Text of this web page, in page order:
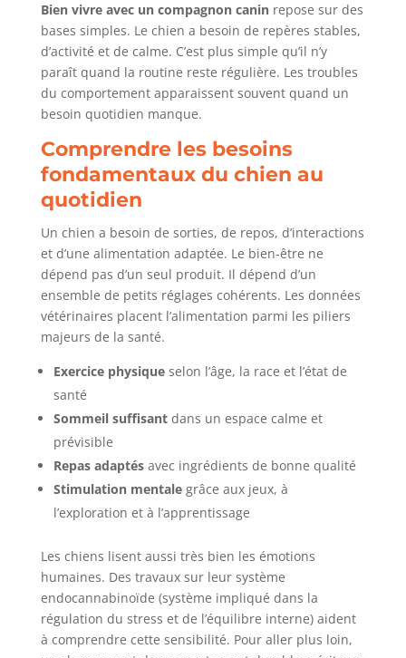
Bien vivre avec un compagnon caninrepose sur des
bases simples. Le chien a besoin de repères stables,
d’activité et de calme. C’est plus simple qu’il n’y
paraît quand la routine reste régulière. Les troubles
du comportement apparaissent souvent quand un
besoin quotidien manque.
Comprendre les besoins
fondamentaux du chien au
quotidien
Un chien a besoin de sorties, de repos, d’interactions
et d’une alimentation adaptée. Le bien-être ne
dépend pas d’un seul produit. Il dépend d’un
ensemble de petits réglages cohérents. Les données
vétérinaires placent l’alimentation parmi les piliers
majeurs de la santé.
Exercice physiqueselon l’âge, la race et l’état de
santé
Sommeil suffisantdans un espace calme et
prévisible
Repas adaptésavec ingrédients de bonne qualité
Stimulation mentalegrâce aux jeux, à
l’exploration et à l’apprentissage
Les chiens lisent aussi très bien les émotions
humaines. Des travaux sur leur système
endocannabinoïde (système impliqué dans la
régulation du stress et de l’équilibre interne) aident
à comprendre cette sensibilité. Pour aller plus loin,